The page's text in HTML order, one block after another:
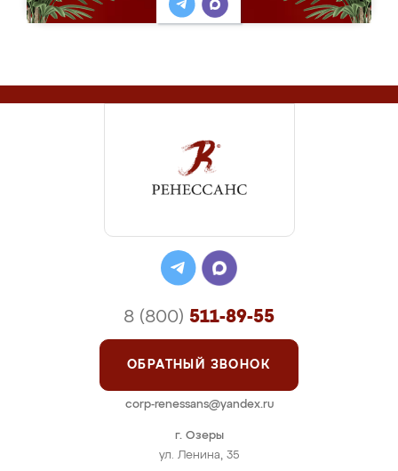
г. Озеры
ул. Ленина, 35
8 (800) 511-89-55
ОБРАТНЫЙ ЗВОНОК
corp-renessans@yandex.ru